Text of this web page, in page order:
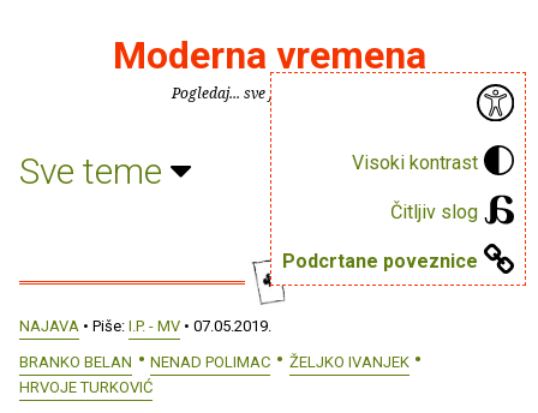
Visoki kontrast
Čitljiv slog
Podcrtane poveznice
Moderna vremena
Pogledaj... sve je puno knjiga.
Sve teme
NAJAVA • Piše: I.P. - MV • 07.05.2019.
BRANKO BELAN
NENAD POLIMAC
ŽELJKO IVANJEK
HRVOJE TURKOVIĆ